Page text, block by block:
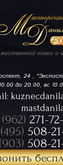
ковки и
24 ,
до 20.00, вс
271-
508-
508-